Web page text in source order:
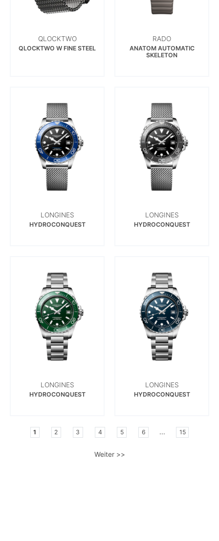
QLOCKTWO
QLOCKTWO W FINE STEEL
RADO
ANATOM AUTOMATIC
SKELETON
LONGINES
HYDROCONQUEST
LONGINES
HYDROCONQUEST
LONGINES
HYDROCONQUEST
LONGINES
HYDROCONQUEST
1 2 3 4 5 6 ... 15
Weiter >>